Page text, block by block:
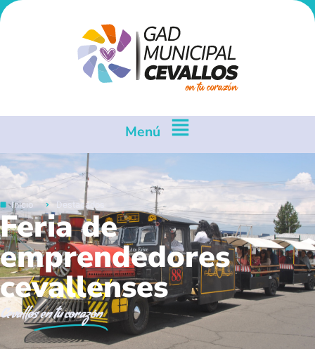
Menú
Inicio Destacados
Feria de
emprendedores
cevallenses
Cevallosen tu corazón